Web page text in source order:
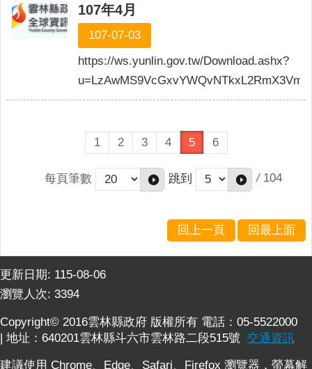
107年4月
107-07-03
https://ws.yunlin.gov.tw/Download.ashx?
1 2 3 4 5 6
每頁筆數 跳到 / 104
回上一頁 回最上面
更新日期: 115-08-06
瀏覽人次: 3394
Copyright© 2016雲林縣政府 版權所有 電話：05-5522000
| 地址：640201雲林縣斗六市雲林路二段515號 交通資訊
建議使用 Chrome、Edge、Safari、Firefox 瀏覽器，螢幕解